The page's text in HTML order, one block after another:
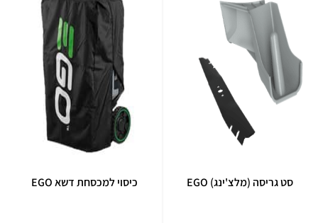
סט גריסה (מלצ'ינג) EGO כיסוי למכסחת דשא EGO